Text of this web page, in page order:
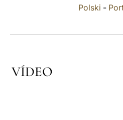
Polski -
VÍDEO